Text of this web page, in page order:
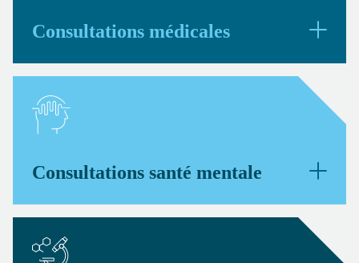
Consultations médicales
Consultations santé mentale